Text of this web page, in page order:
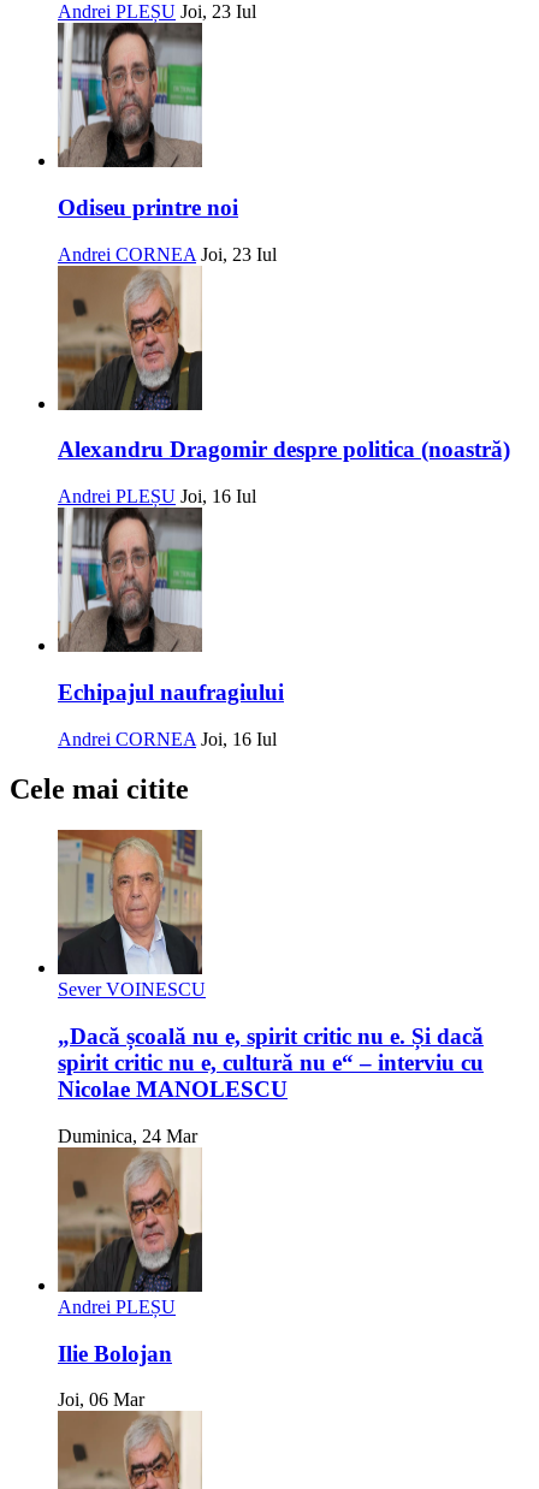
Andrei PLEȘU Joi, 23 Iul
Odiseu printre noi
Andrei CORNEA Joi, 23 Iul
Alexandru Dragomir despre politica (noastră)
Andrei PLEȘU Joi, 16 Iul
Echipajul naufragiului
Andrei CORNEA Joi, 16 Iul
Cele mai citite
Sever VOINESCU
„Dacă școală nu e, spirit critic nu e. Și dacă
spirit critic nu e, cultură nu e“ – interviu cu
Nicolae MANOLESCU
Duminica, 24 Mar
Andrei PLEȘU
Ilie Bolojan
Joi, 06 Mar